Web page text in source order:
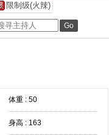
限制级(火辣)
体重 : 50
身高 : 163